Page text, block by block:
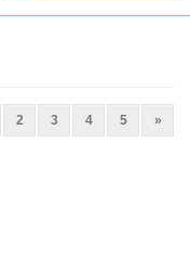
2 3 4 5 »